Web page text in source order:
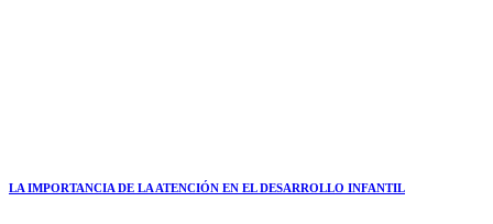
LA IMPORTANCIA DE LA ATENCIÓN EN EL DESARROLLO INFANTIL